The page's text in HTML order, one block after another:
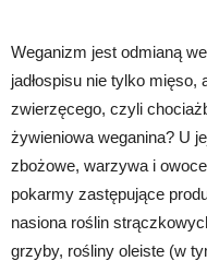
Weganizm jest odmianą
jadłospisu nie tylko
zwierzęcego, czyli
żywieniowa weganina? U
zbożowe, warzywa i
pokarmy zastępujące
nasiona roślin
grzyby, rośliny oleiste (w